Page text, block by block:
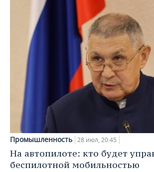
Промышленность 28 июл, 20:45
На автопилоте: кто будет
беспилотной мобильностью